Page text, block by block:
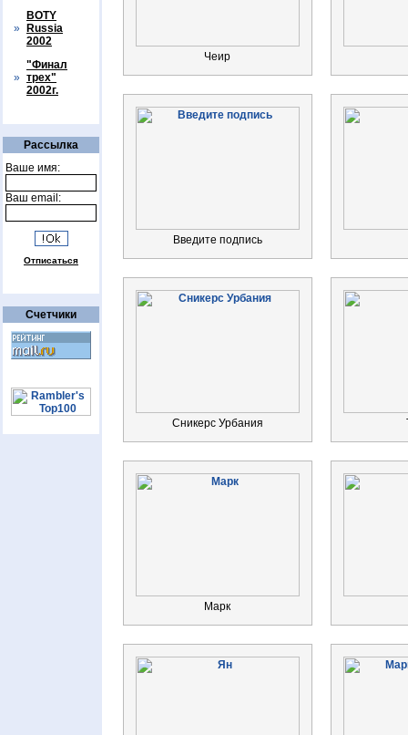
»
BOTY
Russia
2002
»
"Финал
трех"
2002г.
Рассылка
Ваше имя:
Ваш email:
Отписаться
Счетчики
Чеир
Введите подпись
Сникерс Урбания
Марк